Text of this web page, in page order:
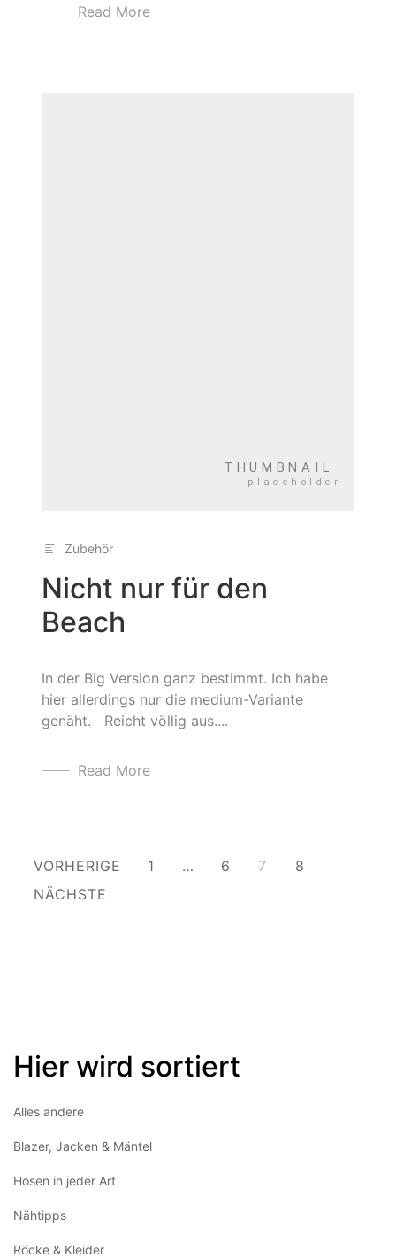
Read More
Zubehör
Nicht nur für den
Beach
In der Big Version ganz bestimmt. Ich habe
hier allerdings nur die medium-Variante
genäht. Reicht völlig aus....
Read More
Beitragsnavigation
VORHERIGE 1 … 6 7
8
NÄCHSTE
Hier wird sortiert
Alles andere
Blazer, Jacken & Mäntel
Hosen in jeder Art
Nähtipps
Röcke & Kleider